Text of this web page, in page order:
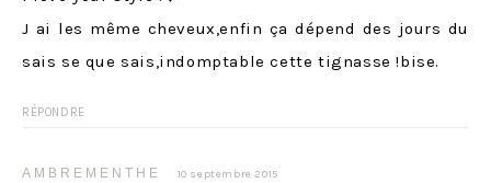
J ai les même cheveux,enfin ça dépend des jours du
sais se que sais,indomptable cette tignasse !bise.
RÉPONDRE
AMBREMENTHE 10 septembre 2015